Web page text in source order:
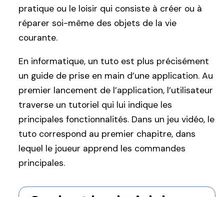
pratique ou le loisir qui consiste à créer ou à
réparer soi-même des objets de la vie
courante.
En informatique, un tuto est plus précisément
un guide de prise en main d’une application. Au
premier lancement de l’application, l’utilisateur
traverse un tutoriel qui lui indique les
principales fonctionnalités. Dans un jeu vidéo, le
tuto correspond au premier chapitre, dans
lequel le joueur apprend les commandes
principales.